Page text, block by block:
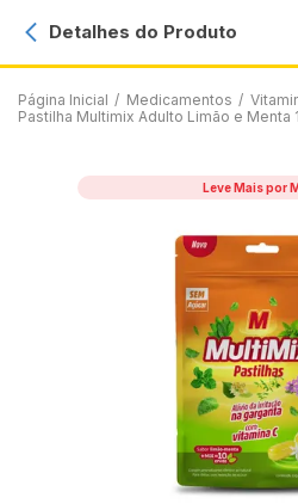
Página Inicial / Medicamentos /
Pastilha Multimix Adulto Limão e Menta
Detalhes do Produto
Leve Mais por